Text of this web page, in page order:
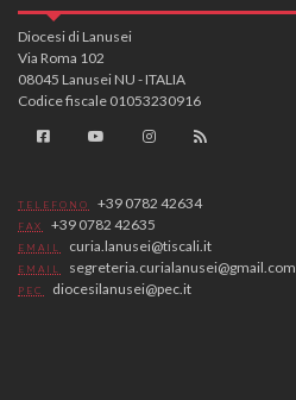
Diocesi di Lanusei
Via Roma 102
08045 Lanusei NU - ITALIA
Codice fiscale 01053230916
TELEFONO +39 0782 42634
FAX +39 0782 42635
EMAIL curia.lanusei@tiscali.it
EMAIL segreteria.curialanusei@gmail.com
PEC diocesilanusei@pec.it